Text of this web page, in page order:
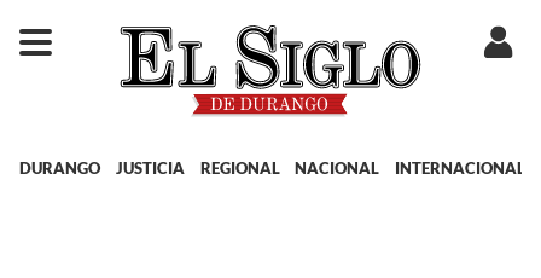
DURANGO JUSTICIA REGIONAL NACIONAL INTERNACIONAL